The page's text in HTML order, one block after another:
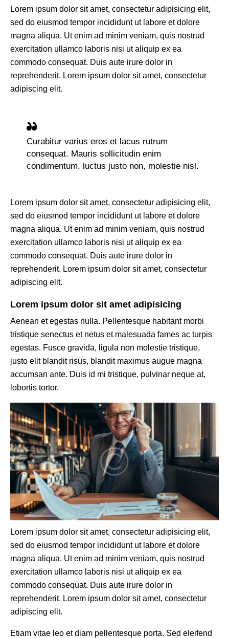
Lorem ipsum dolor sit amet, consectetur adipisicing elit,
sed do eiusmod tempor incididunt ut labore et dolore
magna aliqua. Ut enim ad minim veniam, quis nostrud
exercitation ullamco laboris nisi ut aliquip ex ea
commodo consequat. Duis aute irure dolor in
reprehenderit. Lorem ipsum dolor sit amet, consectetur
adipiscing elit.
Curabitur varius eros et lacus rutrum
consequat. Mauris sollicitudin enim
condimentum, luctus justo non, molestie nisl.
Lorem ipsum dolor sit amet, consectetur adipisicing elit,
sed do eiusmod tempor incididunt ut labore et dolore
magna aliqua. Ut enim ad minim veniam, quis nostrud
exercitation ullamco laboris nisi ut aliquip ex ea
commodo consequat. Duis aute irure dolor in
reprehenderit. Lorem ipsum dolor sit amet, consectetur
adipiscing elit.
Lorem ipsum dolor sit amet adipisicing
Aenean et egestas nulla. Pellentesque habitant morbi
tristique senectus et netus et malesuada fames ac turpis
egestas. Fusce gravida, ligula non molestie tristique,
justo elit blandit risus, blandit maximus augue magna
accumsan ante. Duis id mi tristique, pulvinar neque at,
lobortis tortor.
Lorem ipsum dolor sit amet, consectetur adipisicing elit,
sed do eiusmod tempor incididunt ut labore et dolore
magna aliqua. Ut enim ad minim veniam, quis nostrud
exercitation ullamco laboris nisi ut aliquip ex ea
commodo consequat. Duis aute irure dolor in
reprehenderit. Lorem ipsum dolor sit amet, consectetur
adipiscing elit.
Etiam vitae leo et diam pellentesque porta. Sed eleifend